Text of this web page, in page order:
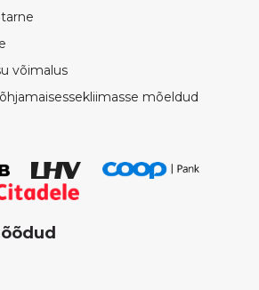
võimalus
mõeldud